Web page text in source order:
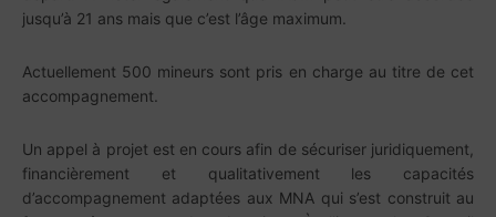
jusqu’à 21 ans mais que c’est l’âge maximum.
Actuellement 500 mineurs sont pris en charge au titre de cet
accompagnement.
Un appel à projet est en cours afin de sécuriser juridiquement,
financièrement et qualitativement les capacités
d’accompagnement adaptées aux MNA qui s’est construit au